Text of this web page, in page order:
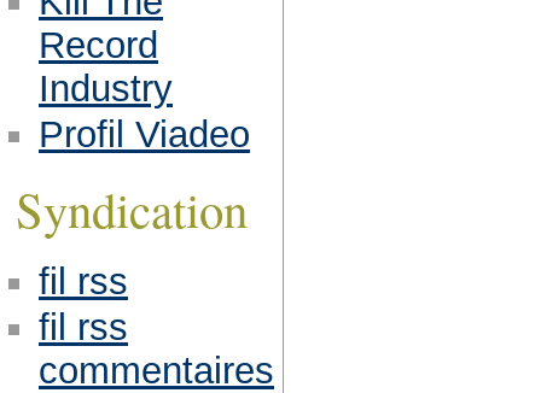
Record
Industry
Profil Viadeo
Syndication
fil rss
fil rss
commentaires